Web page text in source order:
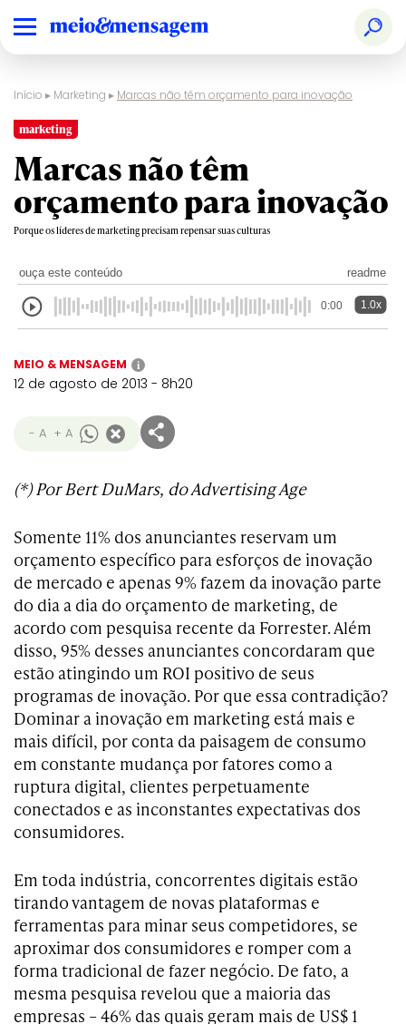
Início ▸ Marketing ▸ Marcas não têm orçamento para inovação
marketing
Marcas não têm
orçamento para inovação
Porque os líderes de marketing precisam repensar suas culturas
ouça este conteúdo readme
0:00 1.0x
MEIO & MENSAGEM i
12 de agosto de 2013 - 8h20
- A + A
(*) Por Bert DuMars, do Advertising Age
Somente 11% dos anunciantes reservam um
orçamento específico para esforços de inovação
de mercado e apenas 9% fazem da inovação parte
do dia a dia do orçamento de marketing, de
acordo com pesquisa recente da Forrester. Além
disso, 95% desses anunciantes concordaram que
estão atingindo um ROI positivo de seus
programas de inovação. Por que essa contradição?
Dominar a inovação em marketing está mais e
mais difícil, por conta da paisagem de consumo
em constante mudança por fatores como a
ruptura digital, clientes perpetuamente
conectados e as inconstantes expectativas dos
consumidores.
Em toda indústria, concorrentes digitais estão
tirando vantagem de novas plataformas e
ferramentas para minar seus competidores, se
aproximar dos consumidores e romper com a
forma tradicional de fazer negócio. De fato, a
mesma pesquisa revelou que a maioria das
empresas – 46% das quais geram mais de US$ 1